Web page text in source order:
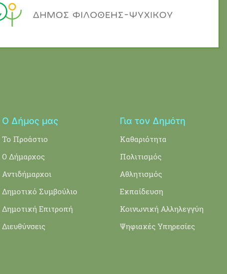
Ο Δήμος μας
Το Προάστιο
Ο Δήμαρχος
Αντιδήμαρχοι
Δημοτικό Συμβούλιο
Δημοτική Επιτροπή
Διευθύνσεις
Για τον Δημότη
Καθαριότητα
Πολιτισμός
Αθλητισμός
Εκπαίδευση
Κοινωνική Αλληλεγγύη
Ψηφιακές Υπηρεσίες